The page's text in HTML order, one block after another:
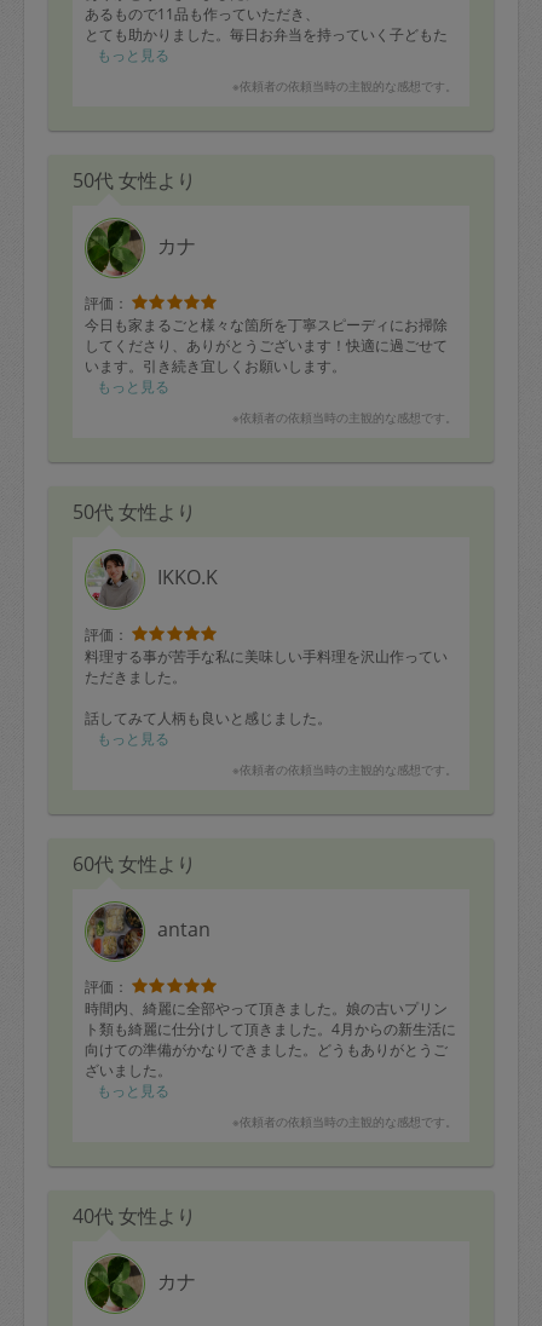
あるもので11品も作っていただき、
とても助かりました。毎日お弁当を持っていく子どもた
ちのためにたくさんの唐揚げやつくね、スープやピーマ
揚げなすの煮浸し、金目鯛の煮付けなどなど本当にたす
仕事で遅くかえってきた夫もたくさんのおかずに大満足
子どもたちもすっかり大好きで、いつも優しく接してい
います。またよろしくお願いします！！
もっと見る
※依頼者の依頼当時の主観的な感想です。
50代 女性より
カナ
評価：
今日も家まるごと様々な箇所を丁寧スピーディにお掃除
してくださり、ありがとうございます！快適に過ごせて
います。引き続き宜しくお願いします。
もっと見る
※依頼者の依頼当時の主観的な感想です。
50代 女性より
IKKO.K
評価：
料理する事が苦手な私に美味しい手料理を沢山作ってい
ただきました。
話してみて人柄も良いと感じました。
ありがとうございました。
もっと見る
※依頼者の依頼当時の主観的な感想です。
60代 女性より
antan
評価：
時間内、綺麗に全部やって頂きました。娘の古いプリン
ト類も綺麗に仕分けして頂きました。4月からの新生活に
向けての準備がかなりできました。どうもありがとうご
ざいました。
もっと見る
※依頼者の依頼当時の主観的な感想です。
40代 女性より
カナ